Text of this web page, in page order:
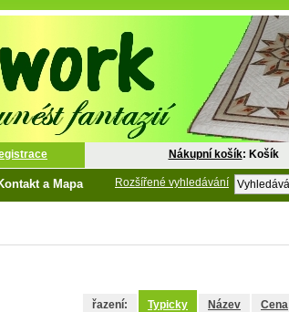
Nákupní košík: Košík
a Mapa Rozšířené vyhledávání
řazení: Typicky Název Cena